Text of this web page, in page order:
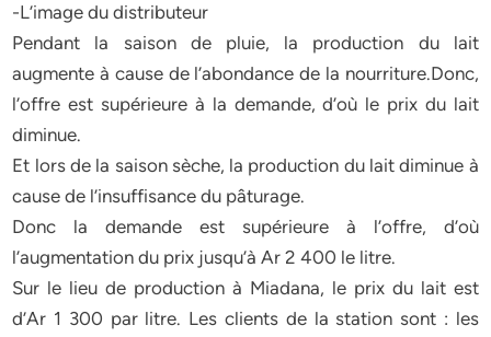
-L’image du distributeur
Pendant la saison de pluie, la production du lait
augmente à cause de l’abondance de la nourriture.Donc,
l’offre est supérieure à la demande, d’où le prix du lait
diminue.
Et lors de la saison sèche, la production du lait diminue à
cause de l’insuffisance du pâturage.
Donc la demande est supérieure à l’offre, d’où
l’augmentation du prix jusqu’à Ar 2 400 le litre.
Sur le lieu de production à Miadana, le prix du lait est
d’Ar 1 300 par litre. Les clients de la station sont : les